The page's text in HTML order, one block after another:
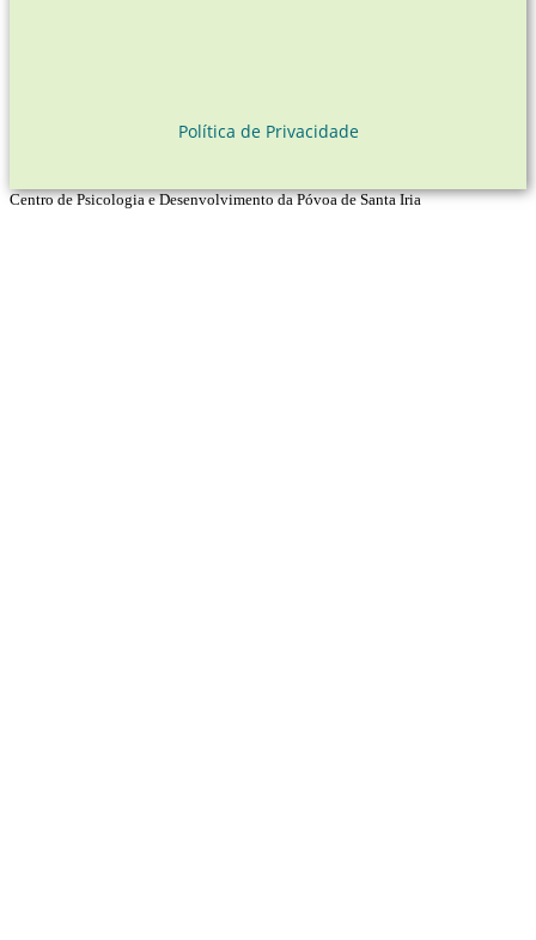
Política de Privacidade
Centro de Psicologia e Desenvolvimento da Póvoa de Santa Iria